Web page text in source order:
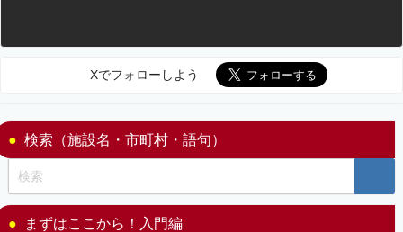
Xでフォローしよう
検索（施設名・市町村・語句）
まずはここから！入門編